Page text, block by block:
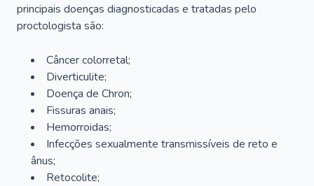
principais doenças diagnosticadas e tratadas pelo
proctologista são:
Câncer colorretal;
Diverticulite;
Doença de Chron;
Fissuras anais;
Hemorroidas;
Infecções sexualmente transmissíveis de reto e
ânus;
Retocolite;